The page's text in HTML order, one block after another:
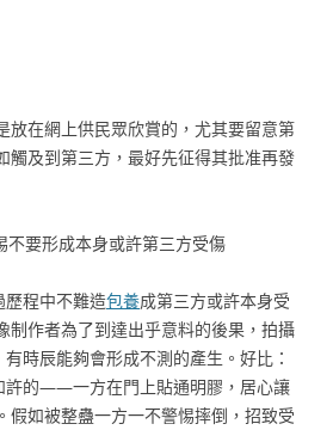
放在網上供民眾欣賞的，尤其要留意第
觸及到第三方，最好先征得其批准再發
不要形成本身或許第三方受傷
歷程中不難造包養成第三方或許本身受
制作者為了到達出乎意料的後果，拍攝
時辰能夠會形成不測的產生。好比：
許的——一方在門上貼通明膠，居心讓
假如被整蠱一方一不警惕摔倒，招致受